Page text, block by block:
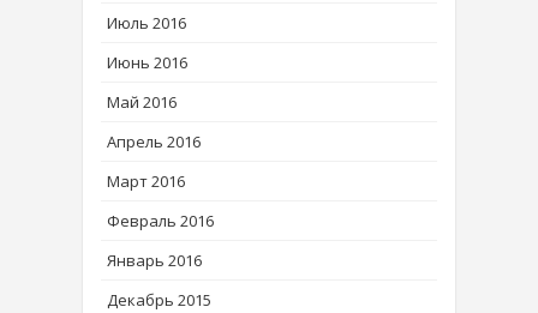
Июль 2016
Июнь 2016
Май 2016
Апрель 2016
Март 2016
Февраль 2016
Январь 2016
Декабрь 2015